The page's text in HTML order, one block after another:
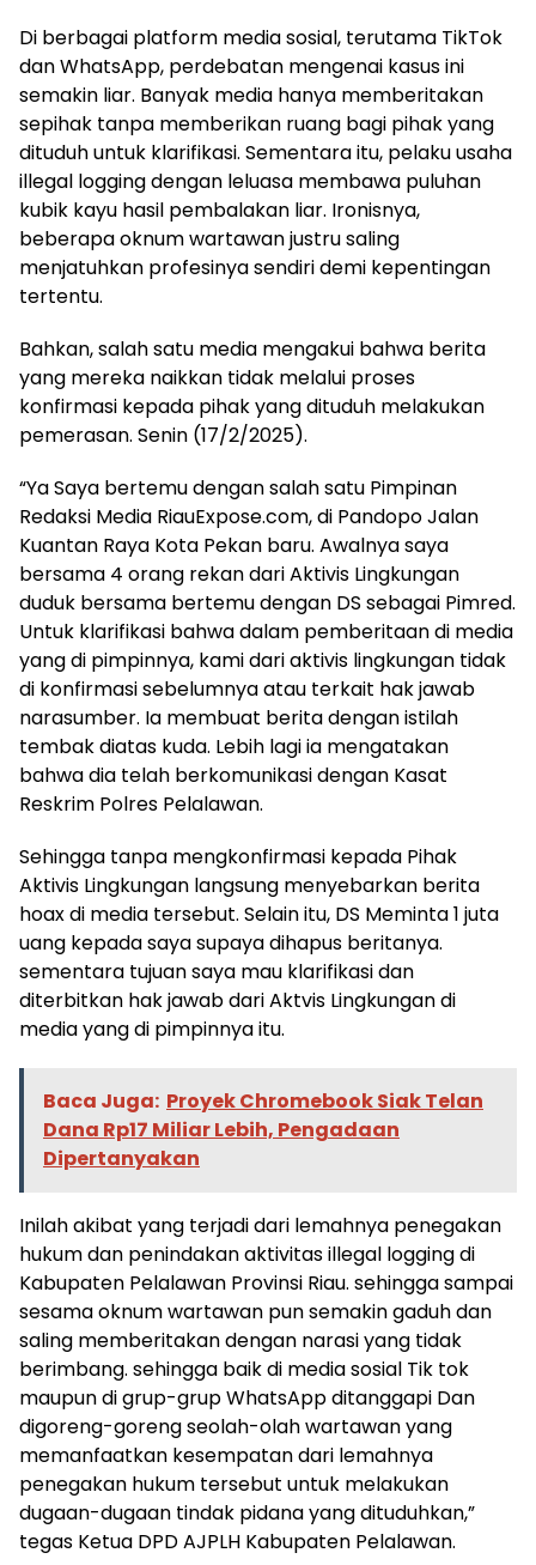
Di berbagai platform media sosial, terutama TikTok
dan WhatsApp, perdebatan mengenai kasus ini
semakin liar. Banyak media hanya memberitakan
sepihak tanpa memberikan ruang bagi pihak yang
dituduh untuk klarifikasi. Sementara itu, pelaku usaha
illegal logging dengan leluasa membawa puluhan
kubik kayu hasil pembalakan liar. Ironisnya,
beberapa oknum wartawan justru saling
menjatuhkan profesinya sendiri demi kepentingan
tertentu.
Bahkan, salah satu media mengakui bahwa berita
yang mereka naikkan tidak melalui proses
konfirmasi kepada pihak yang dituduh melakukan
pemerasan. Senin (17/2/2025).
“Ya Saya bertemu dengan salah satu Pimpinan
Redaksi Media RiauExpose.com, di Pandopo Jalan
Kuantan Raya Kota Pekan baru. Awalnya saya
bersama 4 orang rekan dari Aktivis Lingkungan
duduk bersama bertemu dengan DS sebagai Pimred.
Untuk klarifikasi bahwa dalam pemberitaan di media
yang di pimpinnya, kami dari aktivis lingkungan tidak
di konfirmasi sebelumnya atau terkait hak jawab
narasumber. Ia membuat berita dengan istilah
tembak diatas kuda. Lebih lagi ia mengatakan
bahwa dia telah berkomunikasi dengan Kasat
Reskrim Polres Pelalawan.
Sehingga tanpa mengkonfirmasi kepada Pihak
Aktivis Lingkungan langsung menyebarkan berita
hoax di media tersebut. Selain itu, DS Meminta 1 juta
uang kepada saya supaya dihapus beritanya.
sementara tujuan saya mau klarifikasi dan
diterbitkan hak jawab dari Aktvis Lingkungan di
media yang di pimpinnya itu.
Baca Juga: Proyek Chromebook Siak Telan
Dana Rp17 Miliar Lebih, Pengadaan
Dipertanyakan
Inilah akibat yang terjadi dari lemahnya penegakan
hukum dan penindakan aktivitas illegal logging di
Kabupaten Pelalawan Provinsi Riau. sehingga sampai
sesama oknum wartawan pun semakin gaduh dan
saling memberitakan dengan narasi yang tidak
berimbang. sehingga baik di media sosial Tik tok
maupun di grup-grup WhatsApp ditanggapi Dan
digoreng-goreng seolah-olah wartawan yang
memanfaatkan kesempatan dari lemahnya
penegakan hukum tersebut untuk melakukan
dugaan-dugaan tindak pidana yang dituduhkan,”
tegas Ketua DPD AJPLH Kabupaten Pelalawan.